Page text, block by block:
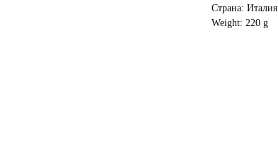
Страна: Италия
Weight: 220 g